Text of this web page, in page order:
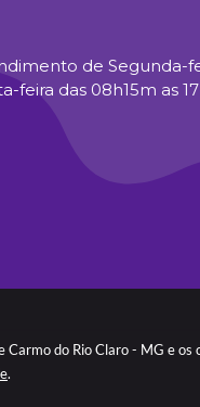
Carmo do Rio Claro - MG e os
.
de Segunda-
feira das 08h15m as